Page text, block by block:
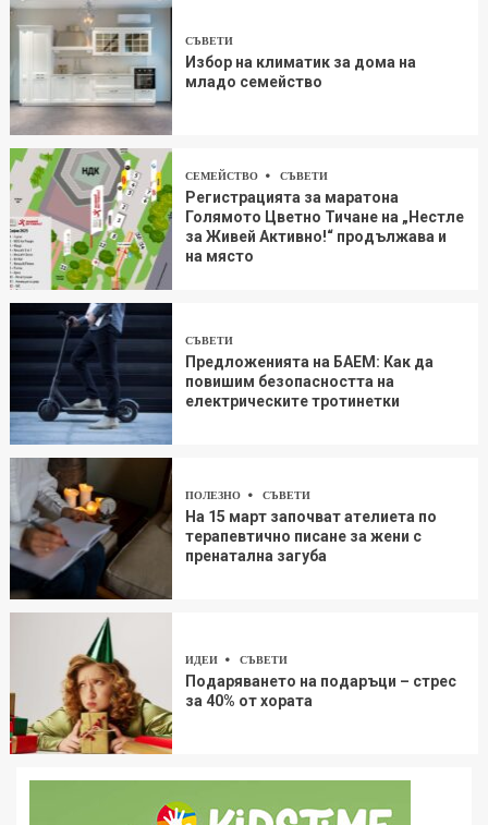
СЪВЕТИ
Избор на климатик за дома на
младо семейство
СЕМЕЙСТВО СЪВЕТИ
Регистрацията за маратона
Голямото Цветно Тичане на „Нестле
за Живей Aктивно!“ продължава и
на място
СЪВЕТИ
Предложенията на БАЕМ: Как да
повишим безопасността на
електрическите тротинетки
ПОЛЕЗНО СЪВЕТИ
На 15 март започват ателиета по
терапевтично писане за жени с
пренатална загуба
ИДЕИ СЪВЕТИ
Подаряването на подаръци – стрес
за 40% от хората